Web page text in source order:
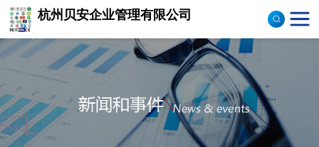
杭州贝安企业管理有限公司
商品售后服务评价体系
认证
ISO9001认证
ISO14001认证